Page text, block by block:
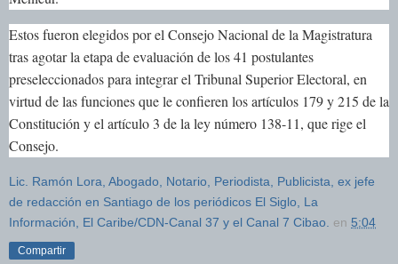
Estos fueron elegidos por el Consejo Nacional de la Magistratura
tras agotar la etapa de evaluación de los 41 postulantes
preseleccionados para integrar el Tribunal Superior Electoral, en
virtud de las funciones que le confieren los artículos 179 y 215 de la
Constitución y el artículo 3 de la ley número 138-11, que rige el
Consejo.
Lic. Ramón Lora, Abogado, Notario, Periodista, Publicista, ex jefe
de redacción en Santiago de los periódicos El Siglo, La
Información, El Caribe/CDN-Canal 37 y el Canal 7 Cibao. en 5:04
Compartir